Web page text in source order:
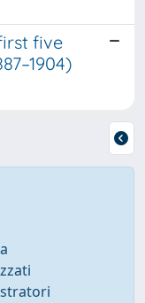
five